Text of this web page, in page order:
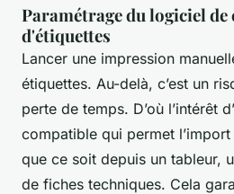
Paramétrage du logiciel de
d'étiquettes
Lancer une impression
étiquettes. Au-delà, c’est un
perte de temps. D’où l’intérêt
compatible qui permet
que ce soit depuis un tableur,
de fiches techniques. Cela